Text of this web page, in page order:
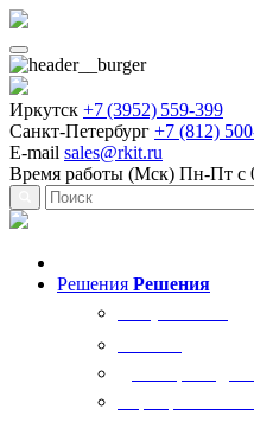
Иркутск +7 (3952) 559-399
Санкт-Петербург +7 (812)
E-mail sales@rkit.ru
Время работы (Мск) Пн-Пт с
Решения Решения